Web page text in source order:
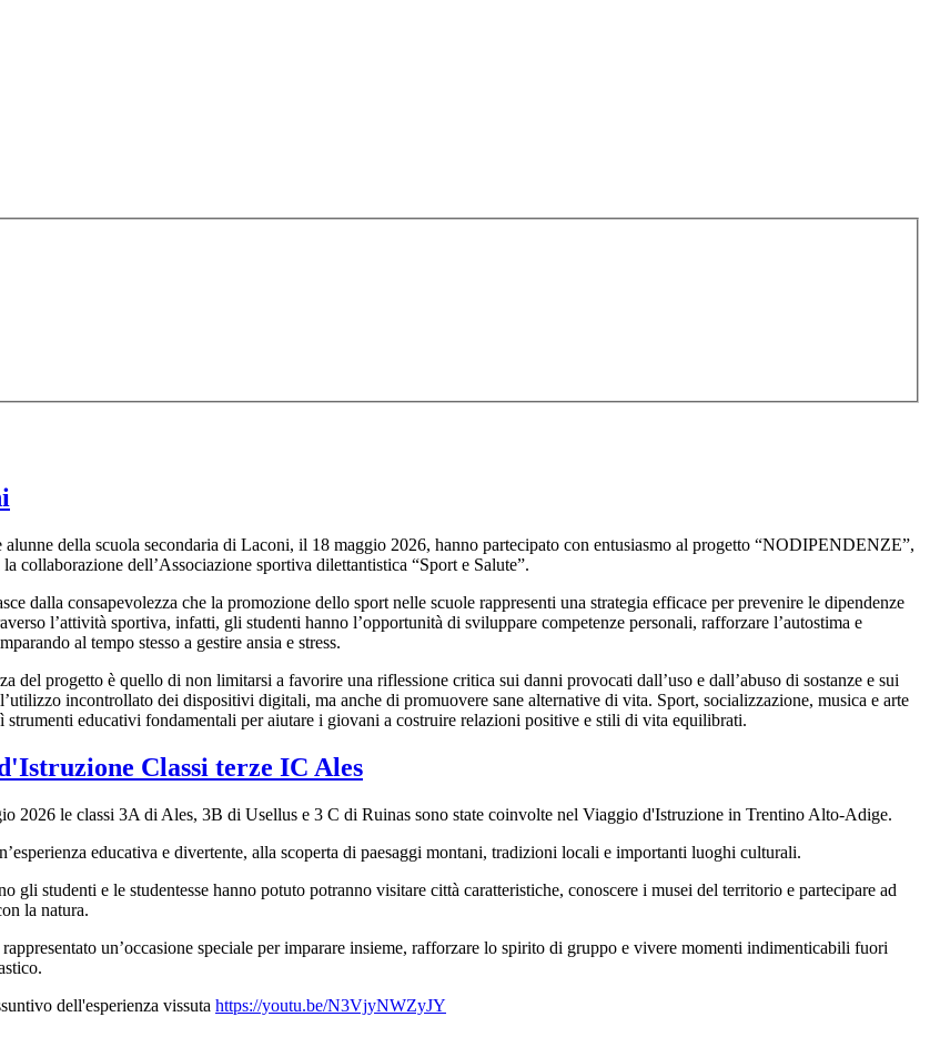
della scuola secondaria di Laconi, il 18 maggio 2026, hanno partecipato con entusiasmo al progetto “NODIPENDENZE”,
collaborazione dell’Associazione sportiva dilettantistica “Sport e Salute”.
dalla consapevolezza che la promozione dello sport nelle scuole rappresenti una strategia efficace per prevenire le dipendenze
l’attività sportiva, infatti, gli studenti hanno l’opportunità di sviluppare competenze personali, rafforzare l’autostima e
al tempo stesso a gestire ansia e stress.
del progetto è quello di non limitarsi a favorire una riflessione critica sui danni provocati dall’uso e dall’abuso di sostanze e sui
incontrollato dei dispositivi digitali, ma anche di promuovere sane alternative di vita. Sport, socializzazione, musica e arte
strumenti educativi fondamentali per aiutare i giovani a costruire relazioni positive e stili di vita equilibrati.
Classi terze IC Ales
2026 le classi 3A di Ales, 3B di Usellus e 3 C di Ruinas sono state coinvolte nel Viaggio d'Istruzione in Trentino Alto-Adige.
educativa e divertente, alla scoperta di paesaggi montani, tradizioni locali e importanti luoghi culturali.
gli studenti e le studentesse hanno potuto potranno visitare città caratteristiche, conoscere i musei del territorio e partecipare ad
la natura.
un’occasione speciale per imparare insieme, rafforzare lo spirito di gruppo e vivere momenti indimenticabili fuori
dell'esperienza vissuta https://youtu.be/N3VjyNWZyJY